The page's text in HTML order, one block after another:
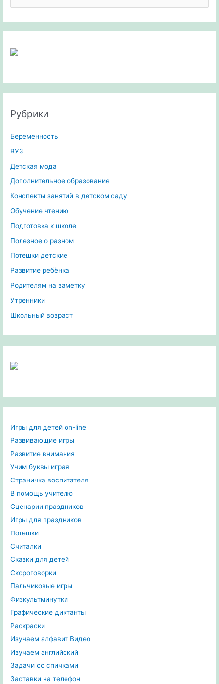
с
:
Рубрики
Беременность
ВУЗ
Детская мода
Дополнительное образование
Конспекты занятий в детском саду
Обучение чтению
Подготовка к школе
Полезное о разном
Потешки детские
Развитие ребёнка
Родителям на заметку
Утренники
Школьный возраст
Игры для детей on-line
Развивающие игры
Развитие внимания
Учим буквы играя
Страничка воспитателя
В помощь учителю
Сценарии праздников
Игры для праздников
Потешки
Считалки
Сказки для детей
Скороговорки
Пальчиковые игры
Физкультминутки
Графические диктанты
Раскраски
Изучаем алфавит Видео
Изучаем английский
Задачи со спичками
Заставки на телефон